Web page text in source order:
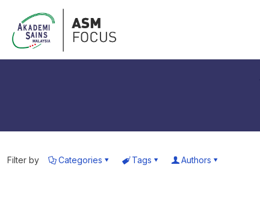
Filter by Categories Tags Authors